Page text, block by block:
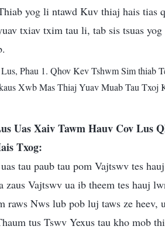
yog li ntawd Kuv thiaj hais tias
txiav txim tau li, tab sis tsuas
Phau 1. Qhov Kev Tshwm Sim thiab
Xwb Mas Thiaj Yuav Muab Tau
Uas Xaiv Tawm Hauv Cov Lus
Txog:
tau paub tau pom Vajtswv tes
zaus Vajtswv ua ib theem tes hauj
raws Nws lub pob luj taws ze
tus Tswv Yexus tau kho mob